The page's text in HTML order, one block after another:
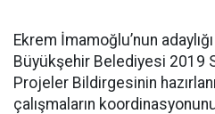
Ekrem İmamoğlu’nun
Büyükşehir Belediyesi 2019
Projeler Bildirgesinin
çalışmaların